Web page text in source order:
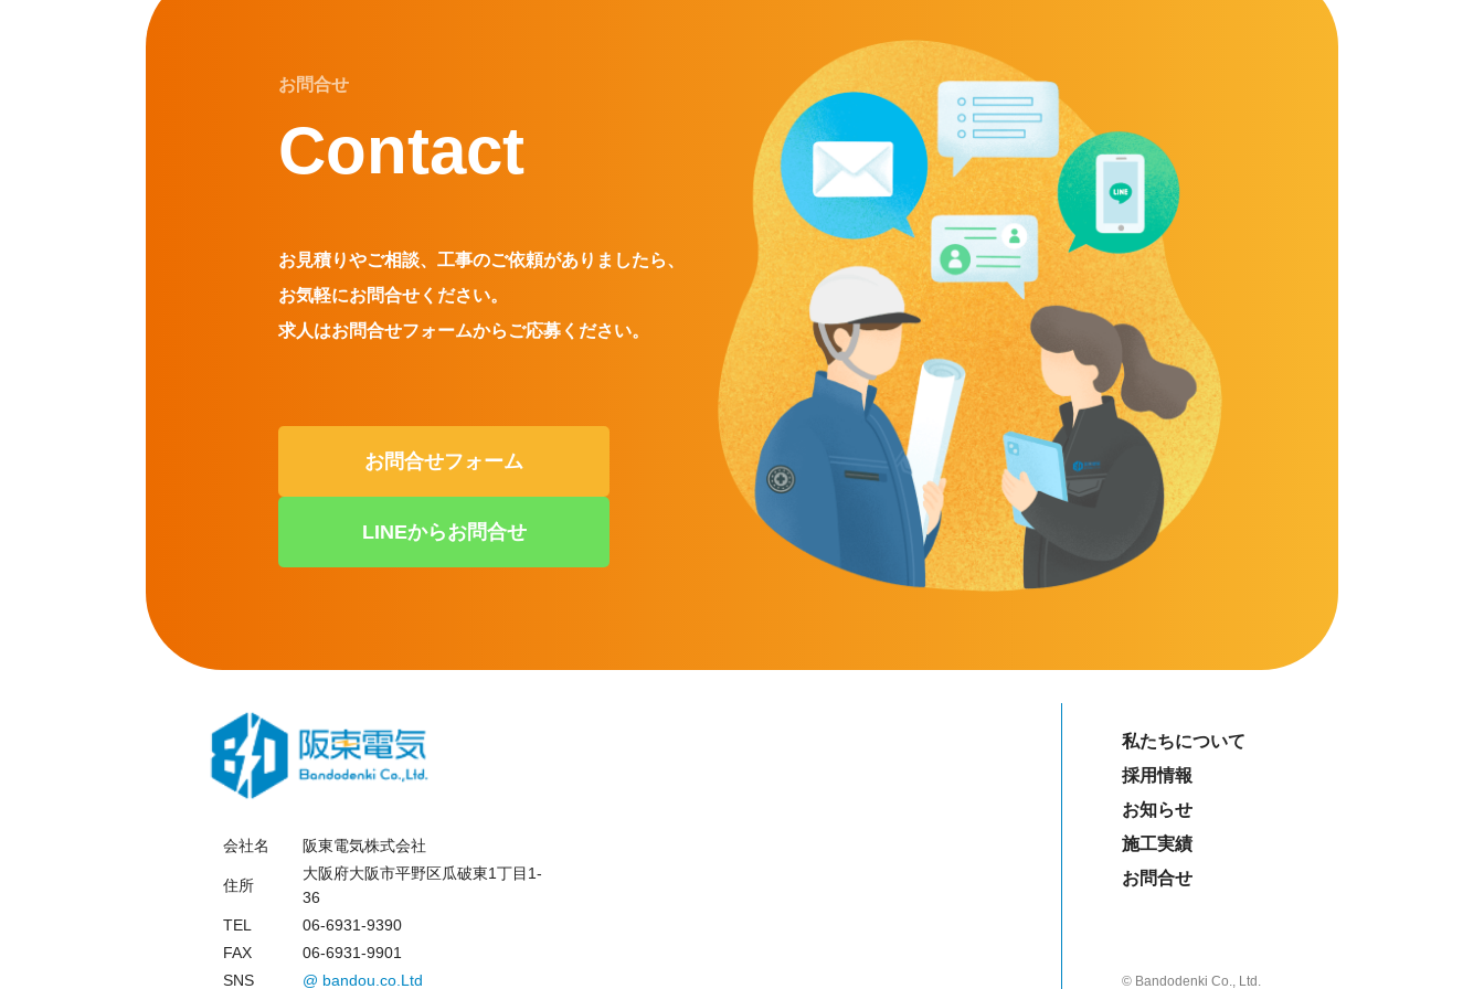
お問合せ
Contact
お見積りやご相談、工事のご依頼がありましたら、
お気軽にお問合せください。
求人はお問合せフォームからご応募ください。
お問合せフォーム
LINEからお問合せ
会社名 阪東電気株式会社
住所
大阪府大阪市平野区瓜破東1丁目1-
36
TEL
06-6931-9390
FAX
06-6931-9901
SNS
@ bandou.co.Ltd
私たちについて
採用情報
お知らせ
施工実績
お問合せ
© Bandodenki Co., Ltd.